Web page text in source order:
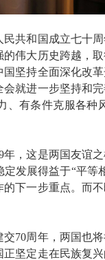
和国成立七十周
伟大历史跨越，
坚持全面深化改
就进一步坚持和
、有条件克服各
这是两国友谊之
发展得益于“平
下一步重点。而
周年，两国也将
坚定走在民族复